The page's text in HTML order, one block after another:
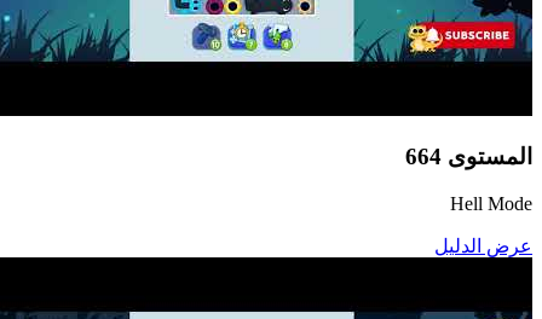
المستوى 664
Hell Mode
عرض الدليل